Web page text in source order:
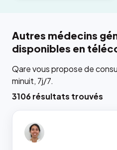
Autres médecins
disponibles en
Qare vous propose de
minuit, 7j/7.
3106 résultats trouvés